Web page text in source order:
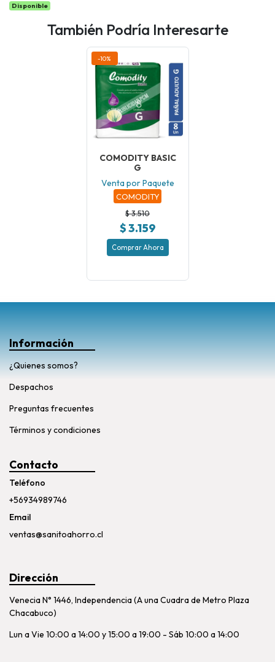
Disponible
También Podría Interesarte
-10%
COMODITY BASIC
G
Venta por Paquete
COMODITY
$ 3.510
$ 3.159
Comprar Ahora
Información
¿Quienes somos?
Despachos
Preguntas frecuentes
Términos y condiciones
Contacto
Teléfono
+56934989746
Email
ventas@sanitoahorro.cl
Dirección
Venecia N° 1446, Independencia (A una Cuadra de Metro Plaza
Chacabuco)
Lun a Vie 10:00 a 14:00 y 15:00 a 19:00 - Sáb 10:00 a 14:00